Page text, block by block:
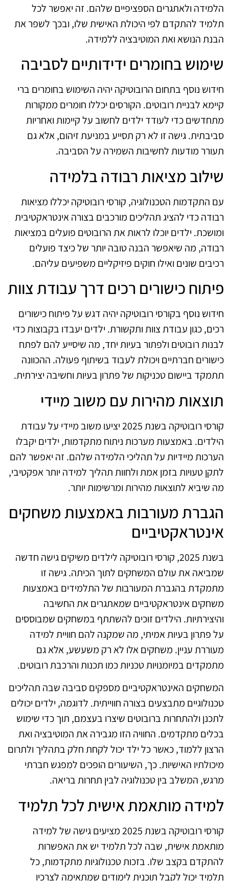
הלמידה ולאתגרים הספציפיים שלהם. זה יאפשר לכל
תלמיד להתקדם לפי היכולת האישית שלו, ובכך לשפר את
הבנת הנושא ואת המוטיבציה ללמידה.
שימוש בחומרים ידידותיים לסביבה
חידוש נוסף בתחום הרובוטיקה יהיה השימוש בחומרים ברי
קיימא לבניית רובוטים. הקורסים יכללו חומרים ממקורות
מתחדשים כדי לעודד ילדים לחשוב על קיימות ואחריות
סביבתית. גישה זו לא רק תסייע במניעת זיהום, אלא גם
תעורר מודעות לחשיבות השמירה על הסביבה.
שילוב מציאות רבודה בלמידה
עם התקדמות הטכנולוגיה, קורסי רובוטיקה יכללו מציאות
רבודה כדי להציג תהליכים מורכבים בצורה אינטראקטיבית
ומושכת. ילדים יוכלו לראות את הרובוטים פועלים במציאות
רבודה, מה שיאפשר הבנה טובה יותר של כיצד פועלים
רכיבים שונים ואילו חוקים פיזיקליים משפיעים עליהם.
פיתוח כישורים רכים דרך עבודת צוות
חידוש נוסף בקורסי רובוטיקה יהיה דגש על פיתוח כישורים
רכים, כגון עבודת צוות ותקשורת. ילדים יעבדו בקבוצות כדי
לבנות רובוטים ולפתור בעיות יחד, מה שיסייע להם לפתח
כישורים חברתיים ויכולת לעבוד בשיתוף פעולה. ההכוונה
תתמקד ביישום טכניקות של פתרון בעיות וחשיבה יצירתית.
תוצאות מהירות עם משוב מיידי
קורסי רובוטיקה בשנת 2025 יציעו משוב מיידי על עבודת
הילדים. באמצעות מערכות ניתוח מתקדמות, ילדים יקבלו
הערכות מיידיות על תהליכי הלמידה שלהם. זה יאפשר להם
לתקן טעויות בזמן אמת ולחוות תהליך למידה יותר אפקטיבי,
מה שיביא לתוצאות מהירות ומרשימות יותר.
הגברת מעורבות באמצעות משחקים
אינטראקטיביים
בשנת 2025, קורסי רובוטיקה לילדים משיקים גישה חדשה
שמביאה את עולם המשחקים לתוך הכיתה. גישה זו
מתמקדת בהגברת המעורבות של התלמידים באמצעות
משחקים אינטראקטיביים שמאתגרים את החשיבה
והיצירתיות. הילדים זוכים להשתתף במשחקים שמבוססים
על פתרון בעיות אמיתי, מה שמקנה להם חוויית למידה
מעוררת עניין. משחקים אלו לא רק משעשע, אלא גם
מתמקדים במיומנויות טכניות כמו תכנות והרכבת רובוטים.
המשחקים האינטראקטיביים מספקים סביבה שבה תהליכים
טכנולוגיים מתבצעים בצורה חווייתית. לדוגמה, ילדים יכולים
לתכנן ולהתחרות ברובוטים שיצרו בעצמם, תוך כדי שימוש
בכלים מתקדמים. החוויה הזו מגבירה את המוטיבציה ואת
הרצון ללמוד, כאשר כל ילד יכול לקחת חלק בתהליך ולתרום
מיכולתיו האישיות. כך, השיעורים הופכים למפגש חברתי
מרגש, המשלב בין טכנולוגיה לבין תחרות בריאה.
למידה מותאמת אישית לכל תלמיד
קורסי רובוטיקה בשנת 2025 מציעים גישה של למידה
מותאמת אישית, שבה לכל תלמיד יש את האפשרות
להתקדם בקצב שלו. בזכות טכנולוגיות מתקדמות, כל
תלמיד יכול לקבל תוכנית לימודים שמתאימה לצרכיו